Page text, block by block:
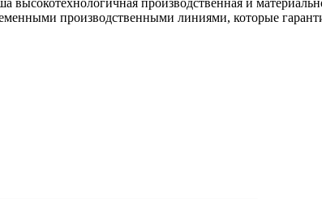
производственными линиями, которые